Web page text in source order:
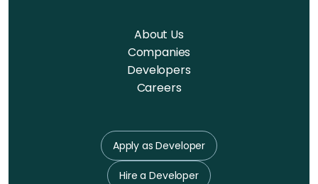
About Us
Companies
Developers
Careers
Apply as Developer
Hire a Developer